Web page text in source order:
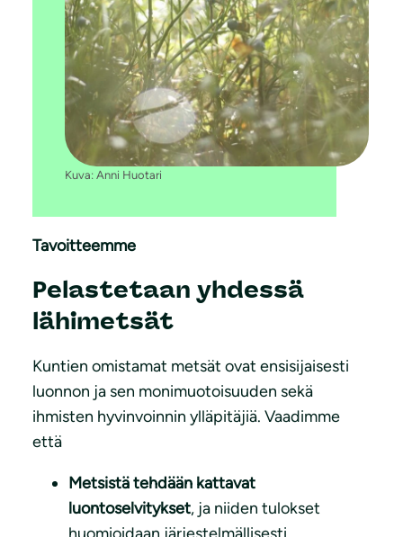
Kuva: Anni Huotari
Tavoitteemme
Pelastetaan yhdessä
lähimetsät
Kuntien omistamat metsät ovat ensisijaisesti
luonnon ja sen monimuotoisuuden sekä
ihmisten hyvinvoinnin ylläpitäjiä. Vaadimme
että
Metsistä tehdään kattavat
luontoselvitykset, ja niiden tulokset